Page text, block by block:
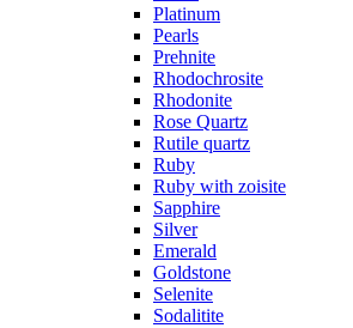
Platinum
Pearls
Prehnite
Rhodochrosite
Rhodonite
Rose Quartz
Rutile quartz
Ruby
Ruby with zoisite
Sapphire
Silver
Emerald
Goldstone
Selenite
Sodalitite